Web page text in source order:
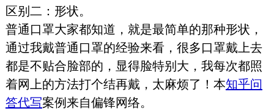
区别二：形状。
普通口罩大家都知道，就是最简单的那种形状，
通过我戴普通口罩的经验来看，很多口罩戴上去
都是不贴合脸部的，显得脸特别大，我每次都照
着网上的方法打个结再戴，太麻烦了！本知乎问
答代写案例来自偏锋网络。